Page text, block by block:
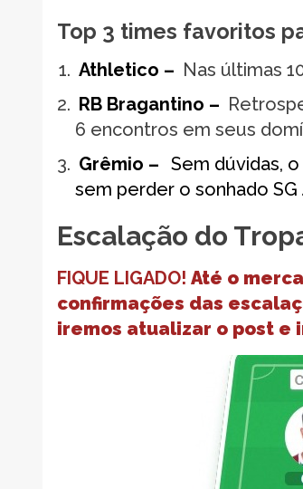
Top 3 times favoritos
Athletico – Nas últimas
RB Bragantino –
6 encontros em seus
Grêmio – Sem dúvidas,
sem perder o sonhado SG .
Escalação do
FIQUE LIGADO! Até o
confirmações das
iremos atualizar o post e